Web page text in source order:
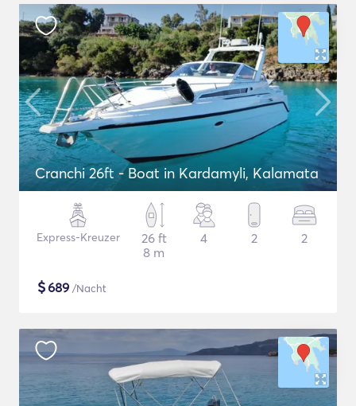
Cranchi 26ft - Boat in Kardamyli, Kalamata
Express-Kreuzer
26 ft
8 m
4 2 2
$689 /Nacht